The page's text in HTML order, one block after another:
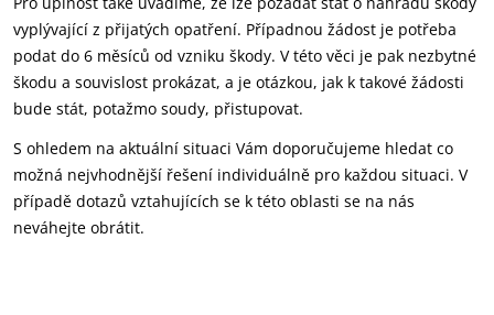
vyplývající z přijatých opatření. Případnou žádost je potřeba
podat do 6 měsíců od vzniku škody. V této věci je pak nezbytné
škodu a souvislost prokázat, a je otázkou, jak k takové žádosti
bude stát, potažmo soudy, přistupovat.
S ohledem na aktuální situaci Vám doporučujeme hledat co
možná nejvhodnější řešení individuálně pro každou situaci. V
případě dotazů vztahujících se k této oblasti se na nás
neváhejte obrátit.